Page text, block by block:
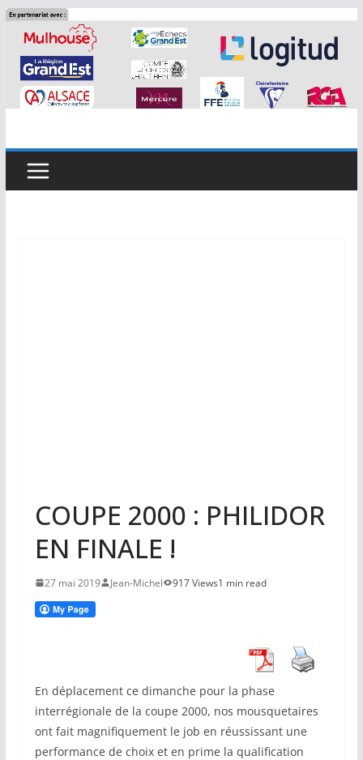
Passer
contenu
COUPE 2000 : PHILIDOR
EN FINALE !
27 mai 2019 Jean-Michel 917 Views1 min read
En déplacement ce dimanche pour la phase
interrégionale de la coupe 2000, nos mousquetaires
ont fait magnifiquement le job en réussissant une
performance de choix et en prime la qualification